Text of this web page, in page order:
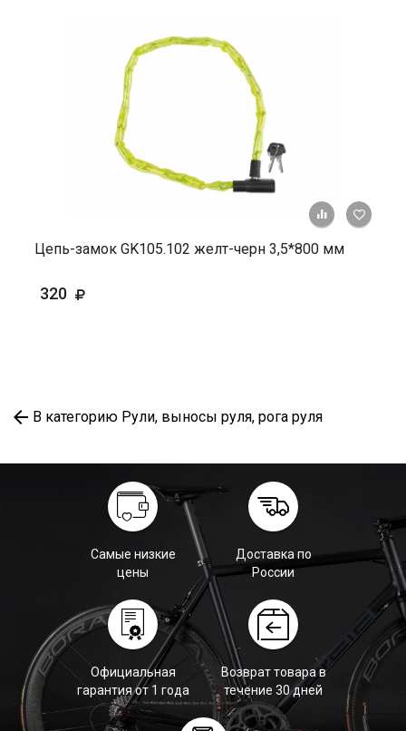
+ К
Цепь-замок GK105.102 желт-черн 3,5*800 мм
320
В категорию Рули, выносы руля, рога руля
Самые низкие
цены
Доставка по
России
Официальная
гарантия от 1 года
Возврат товара в
течение 30 дней